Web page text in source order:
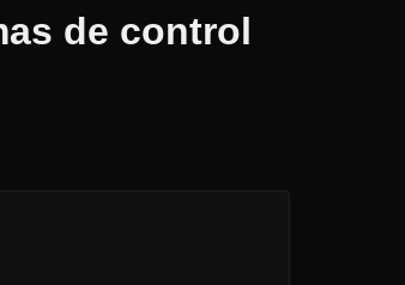
de control